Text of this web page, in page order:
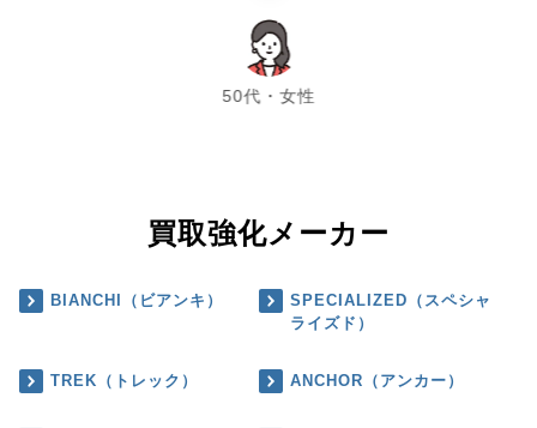
50代・女性
chevron_left chevron_right
買取強化メーカー
BIANCHI（ビアンキ）
SPECIALIZED（スペシャ
ライズド）
TREK（トレック） ANCHOR（アンカー）